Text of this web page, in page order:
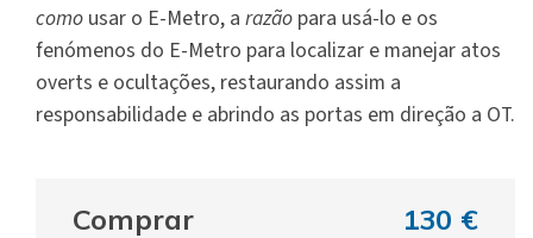
como usar o E-Metro, a razão para usá-lo e os
fenómenos do E-Metro para localizar e manejar atos
overts e ocultações, restaurando assim a
responsabilidade e abrindo as portas em direção a OT.
Comprar 130 €